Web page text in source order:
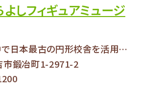
しフィギュアミュージ
内容：現存する中で日本最古の円形校舎を活用した...
市鍛冶町1-2971-2